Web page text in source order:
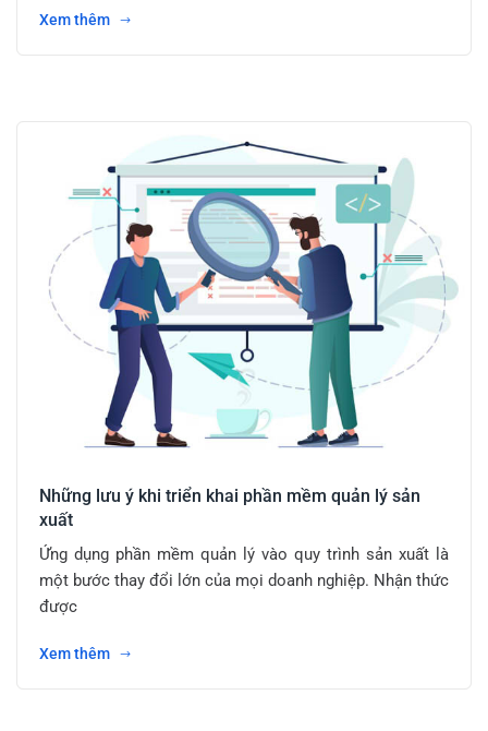
Xem thêm
Những lưu ý khi triển khai phần mềm quản lý sản
xuất
Ứng dụng phần mềm quản lý vào quy trình sản xuất là
một bước thay đổi lớn của mọi doanh nghiệp. Nhận thức
được
Xem thêm